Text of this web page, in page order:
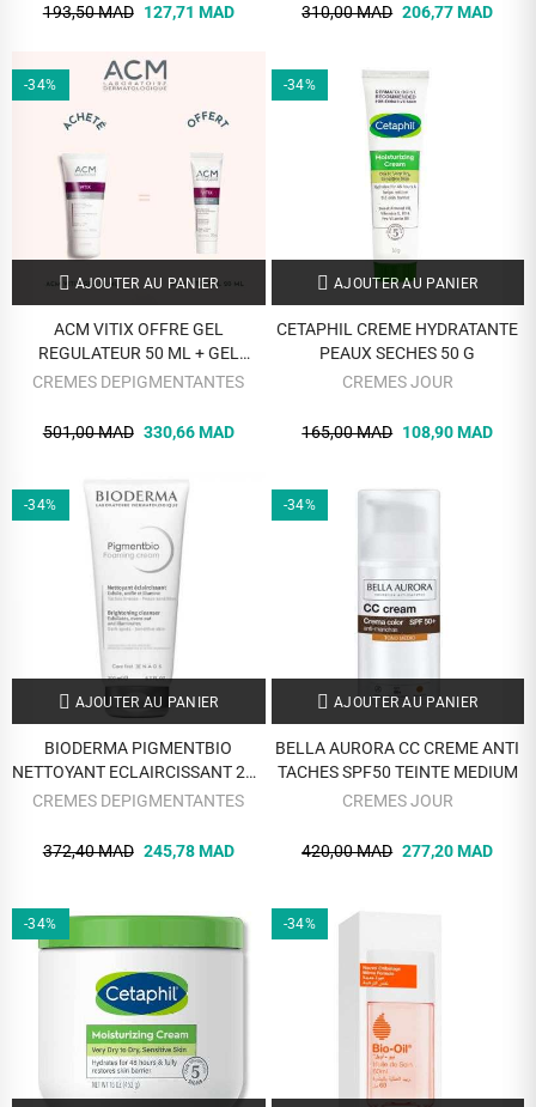
193,50 MAD 127,71 MAD 310,00 MAD 206,77 MAD
-34%
AJOUTER AU PANIER
ACM VITIX OFFRE GEL
REGULATEUR 50 ML + GEL
REGULATEUR 20ML
CREMES DEPIGMENTANTES
501,00 MAD 330,66 MAD
-34%
AJOUTER AU PANIER
CETAPHIL CREME HYDRATANTE
PEAUX SECHES 50 G
CREMES JOUR
165,00 MAD 108,90 MAD
-34%
AJOUTER AU PANIER
BIODERMA PIGMENTBIO
NETTOYANT ECLAIRCISSANT 200
ML
CREMES DEPIGMENTANTES
372,40 MAD 245,78 MAD
-34%
AJOUTER AU PANIER
BELLA AURORA CC CREME ANTI
TACHES SPF50 TEINTE MEDIUM
CREMES JOUR
420,00 MAD 277,20 MAD
-34% -34%